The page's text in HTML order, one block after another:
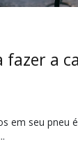
fazer a
em seu pneu